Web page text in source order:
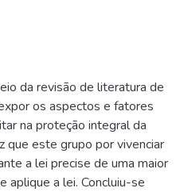
da revisão de literatura de
os aspectos e fatores
na proteção integral da
que este grupo por vivenciar
a lei precise de uma maior
aplique a lei. Concluiu-se